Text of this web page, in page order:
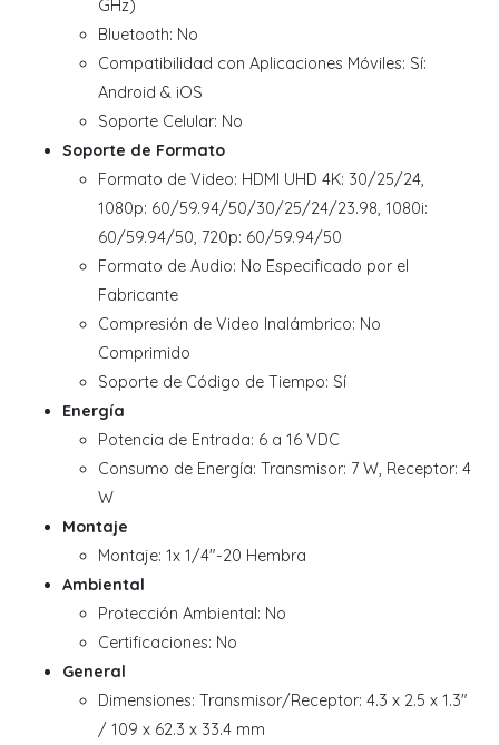
GHz)
Bluetooth: No
Compatibilidad con Aplicaciones Móviles: Sí:
Android & iOS
Soporte Celular: No
Soporte de Formato
Formato de Video: HDMI UHD 4K: 30/25/24,
1080p: 60/59.94/50/30/25/24/23.98, 1080i:
60/59.94/50, 720p: 60/59.94/50
Formato de Audio: No Especificado por el
Fabricante
Compresión de Video Inalámbrico: No
Comprimido
Soporte de Código de Tiempo: Sí
Energía
Potencia de Entrada: 6 a 16 VDC
Consumo de Energía: Transmisor: 7 W, Receptor: 4
W
Montaje
Montaje: 1x 1/4"-20 Hembra
Ambiental
Protección Ambiental: No
Certificaciones: No
General
Dimensiones: Transmisor/Receptor: 4.3 x 2.5 x 1.3"
/ 109 x 62.3 x 33.4 mm